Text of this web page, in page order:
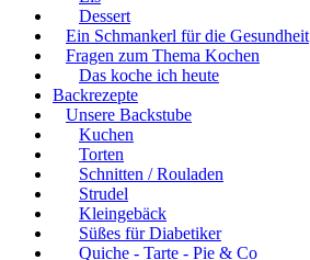
Dessert
Ein Schmankerl für die Gesundheit
Fragen zum Thema Kochen
Das koche ich heute
Backrezepte
Unsere Backstube
Kuchen
Torten
Schnitten / Rouladen
Strudel
Kleingebäck
Süßes für Diabetiker
Quiche - Tarte - Pie & Co